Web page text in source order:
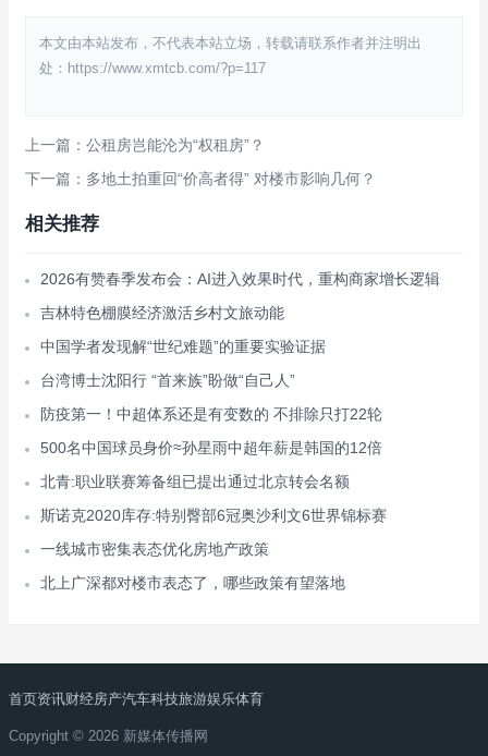
本文由本站发布，不代表本站立场，转载请联系作者并注明出
处：https://www.xmtcb.com/?p=117
上一篇：公租房岂能沦为“权租房”？
下一篇：多地土拍重回“价高者得” 对楼市影响几何？
相关推荐
2026有赞春季发布会：AI进入效果时代，重构商家增长逻辑
吉林特色棚膜经济激活乡村文旅动能
中国学者发现解“世纪难题”的重要实验证据
台湾博士沈阳行 “首来族”盼做“自己人”
防疫第一！中超体系还是有变数的 不排除只打22轮
500名中国球员身价≈孙星雨中超年薪是韩国的12倍
北青:职业联赛筹备组已提出通过北京转会名额
斯诺克2020库存:特别臀部6冠奥沙利文6世界锦标赛
一线城市密集表态优化房地产政策
北上广深都对楼市表态了，哪些政策有望落地
首页资讯财经房产汽车科技旅游娱乐体育
Copyright © 2026 新媒体传播网